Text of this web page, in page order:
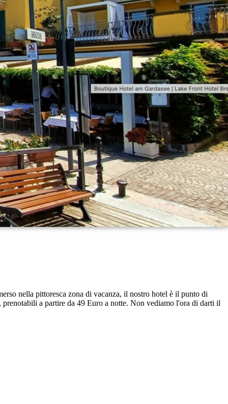
nella pittoresca zona di vacanza, il nostro hotel è il punto di
a partire da 49 Euro a notte. Non vediamo l'ora di darti il